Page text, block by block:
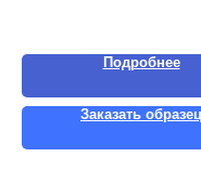
Подробнее
Заказать образец